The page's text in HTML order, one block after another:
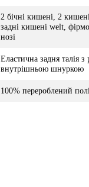
2 бічні кишені, 2
задні кишені welt,
нозі
Еластична задня талія з
внутрішньою шнуркою
100% перероблений